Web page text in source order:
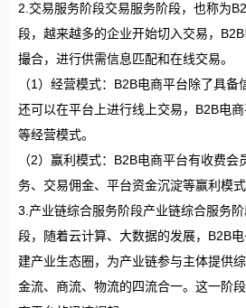
2.交易服务阶段交易服务阶段，也称为
段，越来越多的企业开始切入交易，
撮合，进行供需信息匹配和在线交易。
（1）经营模式：B2B电商平台除了具备
还可以在平台上进行线上交易，B2B电
等经营模式。
（2）赢利模式：B2B电商平台有收费
务、交易佣金、平台资金沉淀等赢利模式
3.产业链综合服务阶段产业链综合服务
段，随着云计算、大数据的发展，B2B
建产业生态圈，为产业链参与主体提供
金流、商流、物流的四流合一。这一阶